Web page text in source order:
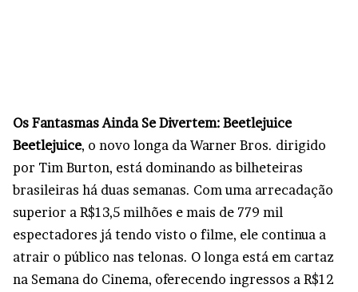
Os Fantasmas Ainda Se Divertem: Beetlejuice
Beetlejuice, o novo longa da Warner Bros. dirigido
por Tim Burton, está dominando as bilheteiras
brasileiras há duas semanas. Com uma arrecadação
superior a R$13,5 milhões e mais de 779 mil
espectadores já tendo visto o filme, ele continua a
atrair o público nas telonas. O longa está em cartaz
na Semana do Cinema, oferecendo ingressos a R$12